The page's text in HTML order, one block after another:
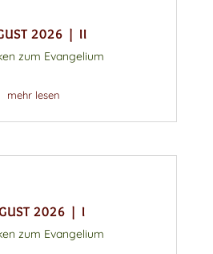
2026 | II
zum Evangelium
mehr lesen
2026 | I
zum Evangelium